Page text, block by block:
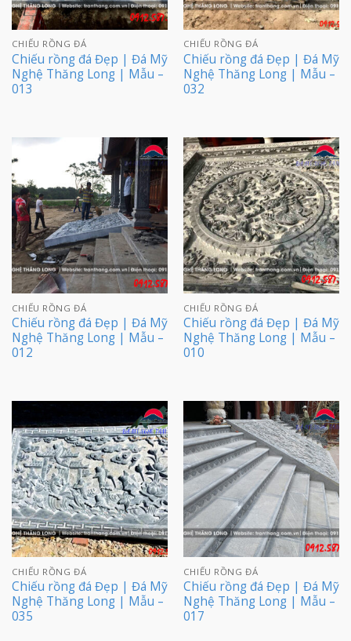
CHIẾU RỒNG ĐÁ
Chiếu rồng đá Đẹp | Đá Mỹ
Nghệ Thăng Long | Mẫu –
013
CHIẾU RỒNG ĐÁ
Chiếu rồng đá Đẹp | Đá Mỹ
Nghệ Thăng Long | Mẫu –
032
CHIẾU RỒNG ĐÁ
Chiếu rồng đá Đẹp | Đá Mỹ
Nghệ Thăng Long | Mẫu –
012
CHIẾU RỒNG ĐÁ
Chiếu rồng đá Đẹp | Đá Mỹ
Nghệ Thăng Long | Mẫu –
010
CHIẾU RỒNG ĐÁ
Chiếu rồng đá Đẹp | Đá Mỹ
Nghệ Thăng Long | Mẫu –
035
CHIẾU RỒNG ĐÁ
Chiếu rồng đá Đẹp | Đá Mỹ
Nghệ Thăng Long | Mẫu –
017